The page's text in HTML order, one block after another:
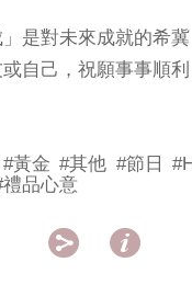
」是對未來成就的希
自己，祝願事事順
#黃金 #其他 #節日
禮品心意
 